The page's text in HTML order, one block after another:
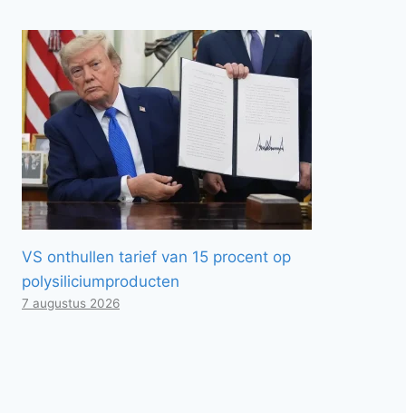
VS onthullen tarief van 15 procent op
polysiliciumproducten
7 augustus 2026